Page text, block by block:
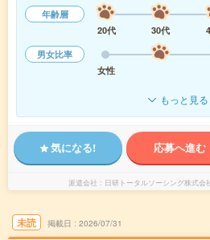
年齢層
20代
30代
男女比率
女性
もっと見る
気になる! 応募へ進む
派遣会社 日研トータルソーシング株式
未読 掲載日 2026/07/31